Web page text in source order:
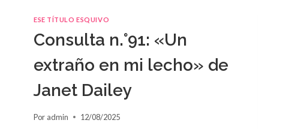
ESE TÍTULO ESQUIVO
Consulta n.°91: «Un
extraño en mi lecho» de
Janet Dailey
Por admin 12/08/2025